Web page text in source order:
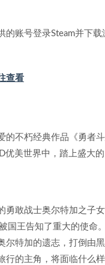
的账号登录Steam并下
查看
的不朽经典作品《勇者
优美世界中，踏上盛大的
勇敢战士奥尔特加之子女
国王告知了重大的使命。
尔特加的遗志，打倒由
行的主角，将面临什么